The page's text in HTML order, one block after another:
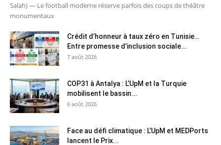
Salah) — Le football moderne réserve parfois des coups de théâtre
monumentaux
Crédit d’honneur à taux zéro en Tunisie…
Entre promesse d’inclusion sociale...
7 août 2026
COP31 à Antalya : L’UpM et la Turquie
mobilisent le bassin...
6 août 2026
Face au défi climatique : L’UpM et MEDPorts
lancent le Prix...